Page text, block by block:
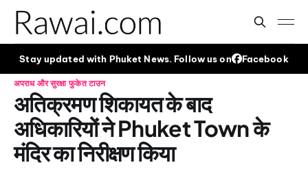
Stay updated with Phuket News. Follow us on Facebook
अपराध और सुरक्षा फुकेत टाउन
अतिक्रमण शिकायत के बाद
अधिकारियों ने Phuket Town के
मंदिर का निरीक्षण किया